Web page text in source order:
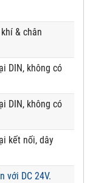
& chân
DIN, không có
DIN, không có
kết nối, dây
với DC 24V.